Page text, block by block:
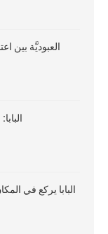
العبوديَّة بين
البابا يركع في